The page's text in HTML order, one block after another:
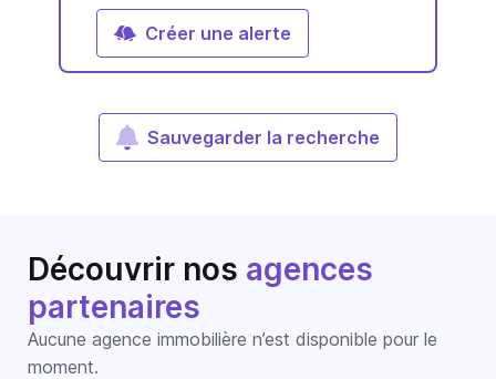
Créer une alerte
Sauvegarder la recherche
Découvrir nos agences
partenaires
Aucune agence immobilière n’est disponible pour le
moment.